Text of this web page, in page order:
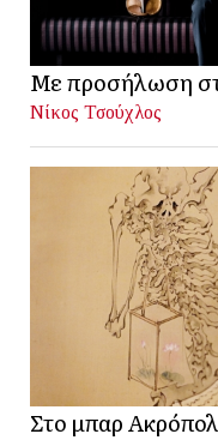
Με προσήλωση
Νίκος Τσούχλος
Στο μπαρ